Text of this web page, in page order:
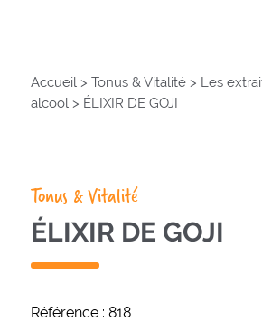
Accueil > Tonus & Vitalité> Les
alcool > ÉLIXIR DE GOJI
Tonus & Vitalité
ÉLIXIR DE GOJI
Référence : 818